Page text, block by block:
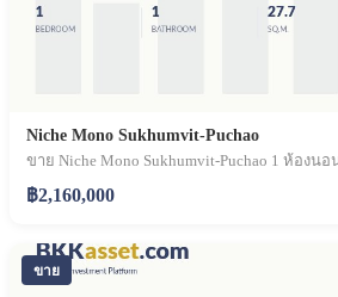
Niche Mono Sukhumvit-Puchao
฿2,160,000
ขาย